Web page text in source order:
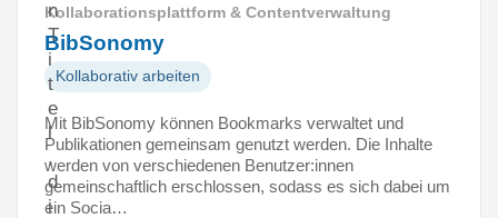
n
T
i
t
e
l
,
d
i
Kollaborationsplattform & Contentverwaltung
BibSonomy
Kollaborativ arbeiten
Mit BibSonomy können Bookmarks verwaltet und
Publikationen gemeinsam genutzt werden. Die Inhalte
werden von verschiedenen Benutzer:innen
gemeinschaftlich erschlossen, sodass es sich dabei um
ein Socia…